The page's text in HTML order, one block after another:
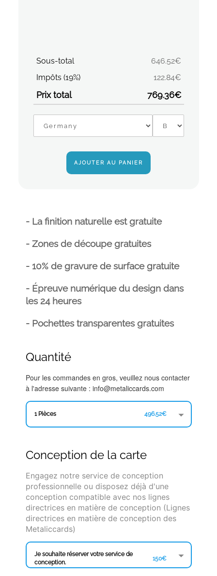
Sous-total
646.52€
Impôts (19%)
122.84€
Prix total 769.36€
AJOUTER AU PANIER
- La finition naturelle est gratuite
- Zones de découpe gratuites
- 10% de gravure de surface gratuite
- Épreuve numérique du design dans
les 24 heures
- Pochettes transparentes gratuites
Quantité
Pour les commandes en gros, veuillez nous contacter
à l'adresse suivante : info@metaliccards.com
1 Pièces 496.52€
Conception de la carte
Engagez notre service de conception
professionnelle ou disposez déjà d'une
conception compatible avec nos lignes
directrices en matière de conception (Lignes
directrices en matière de conception des
Metaliccards)
Je souhaite réserver votre service de
conception.
150€